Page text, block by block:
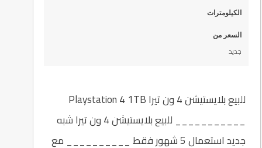
الكيلومترات
السعر من
جديد
للبيع بلايستيشن 4 ون تيرا Playstation 4 1TB
___________ للبيع بلايستيشن 4 ون تيرا شبه
جديد استعمال 5 شهور فقط __________ مع